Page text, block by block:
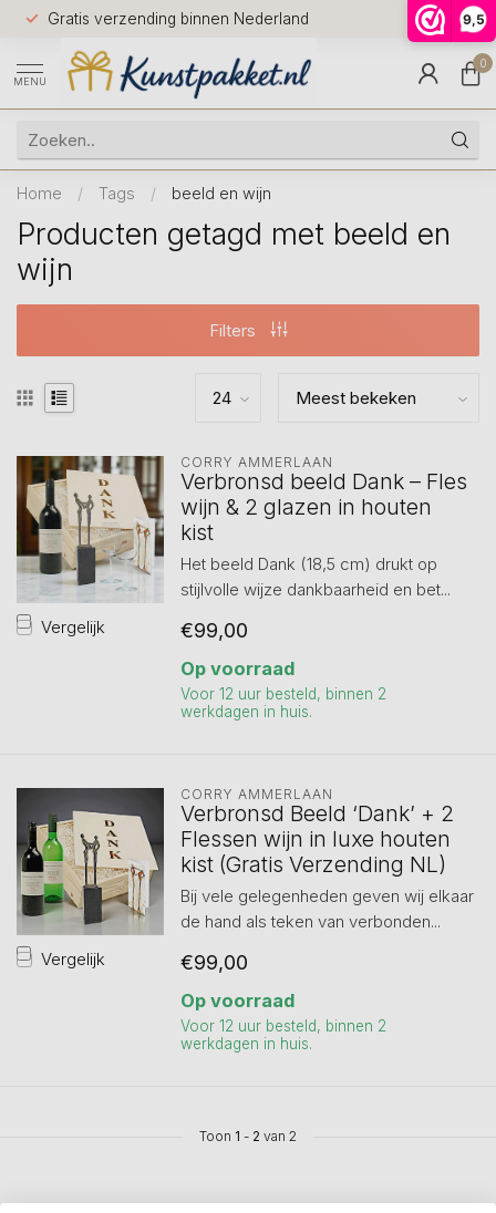
9,5
Gratis verzending binnen Nederland
Voor
huis
9.5
MENU
0
Home / Tags / beeld en wijn
Producten getagd met beeld en
wijn
Filters
Vergelijk
CORRY AMMERLAAN
Verbronsd beeld Dank – Fles
wijn & 2 glazen in houten
kist
Het beeld Dank (18,5 cm) drukt op
stijlvolle wijze dankbaarheid en bet...
€99,00
Op voorraad
Voor 12 uur besteld, binnen 2
werkdagen in huis.
Vergelijk
CORRY AMMERLAAN
Verbronsd Beeld ‘Dank’ + 2
Flessen wijn in luxe houten
kist (Gratis Verzending NL)
Bij vele gelegenheden geven wij elkaar
de hand als teken van verbonden...
€99,00
Op voorraad
Voor 12 uur besteld, binnen 2
werkdagen in huis.
Toon 1 - 2 van 2